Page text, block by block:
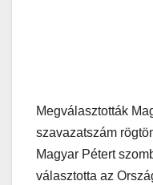
Megválasztották
szavazatszám
Magyar Pétert
választotta az